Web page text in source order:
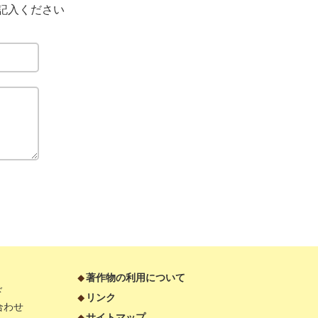
入ください
わせ
著作物の利用について
リンク